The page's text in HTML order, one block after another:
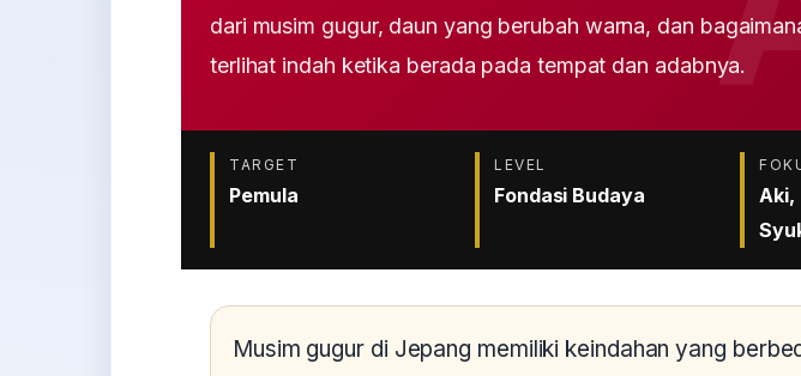
dari musim gugur, daun yang berubah warna, dan
terlihat indah ketika berada pada tempat dan adabnya.
TARGET
Pemula
LEVEL
Fondasi Budaya
Aki,
Musim gugur di Jepang memiliki keindahan yang